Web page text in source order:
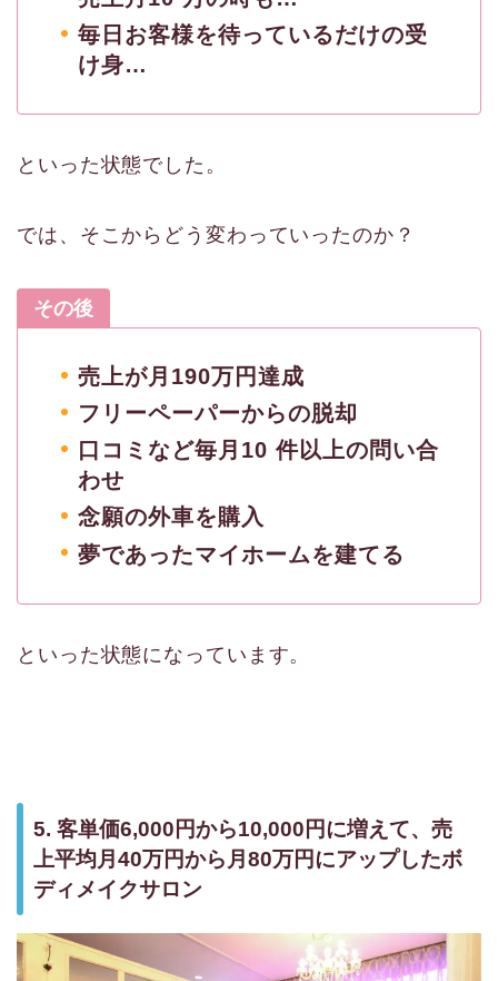
毎日お客様を待っているだけの受
け身…
といった状態でした。
では、そこからどう変わっていったのか？
その後
売上が月190万円達成
フリーペーパーからの脱却
口コミなど毎月10 件以上の問い合
わせ
念願の外車を購入
夢であったマイホームを建てる
といった状態になっています。
5. 客単価6,000円から10,000円に増えて、売
上平均月40万円から月80万円にアップしたボ
ディメイクサロン